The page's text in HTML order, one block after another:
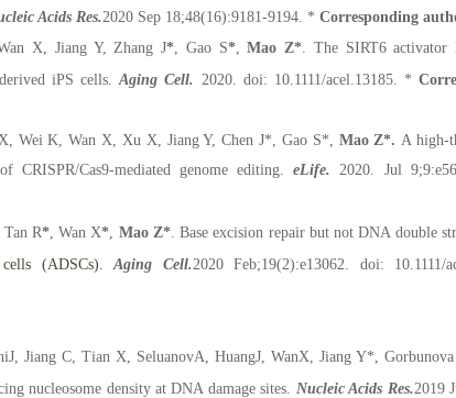
Acids Res.2020 Sep 18;48(16):9181-9194. * Corresponding
X, Jiang Y, Zhang J*, Gao S*,Mao Z*. The SIRT6 activator
iPS cells.Aging Cell. 2020. doi: 10.1111/acel.13185. *
Wei K, Wan X, Xu X, Jiang Y, Chen J*, Gao S*, Mao Z*.A high-
CRISPR/Cas9-mediated genome editing.eLife. 2020. Jul
R*, Wan X*, Mao Z*. Base excision repair but not DNA double
(ADSCs) Aging Cell.2020 Feb;19(2):e13062. doi: 10.1111/
J, Jiang C, Tian X, SeluanovA, HuangJ, WanX, Jiang Y* ,
nucleosome density at DNA damage sites. Nucleic Acids Res.2019